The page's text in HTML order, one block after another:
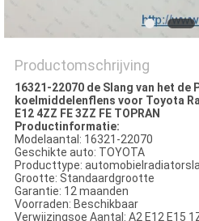
Productomschrijving
16321-22070 de Slang van het de
koelmiddelenflens voor Toyota
E12 4ZZ FE 3ZZ FE TOPRAN
Productinformatie:
Modelaantal: 16321-22070
Geschikte auto: TOYOTA
Producttype:
Grootte: Standaardgrootte
Garantie: 12 maanden
Voorraden: Beschikbaar
Verwijzingsoe Aantal: A2 E12 E15